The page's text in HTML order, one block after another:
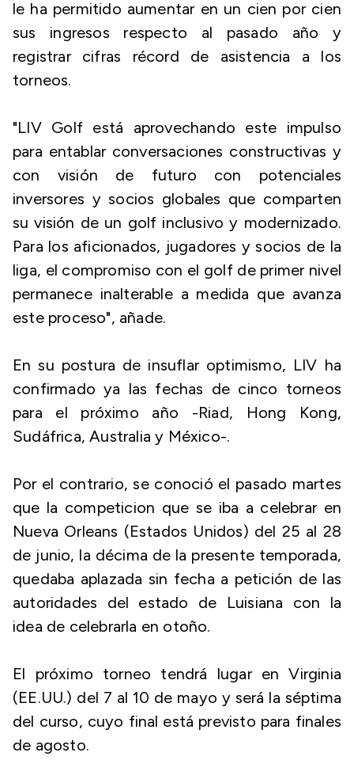
le ha permitido aumentar en un cien por cien
sus ingresos respecto al pasado año y
registrar cifras récord de asistencia a los
torneos.
"LIV Golf está aprovechando este impulso
para entablar conversaciones constructivas y
con visión de futuro con potenciales
inversores y socios globales que comparten
su visión de un golf inclusivo y modernizado.
Para los aficionados, jugadores y socios de la
liga, el compromiso con el golf de primer nivel
permanece inalterable a medida que avanza
este proceso", añade.
En su postura de insuflar optimismo, LIV ha
confirmado ya las fechas de cinco torneos
para el próximo año -Riad, Hong Kong,
Sudáfrica, Australia y México-.
Por el contrario, se conoció el pasado martes
que la competicion que se iba a celebrar en
Nueva Orleans (Estados Unidos) del 25 al 28
de junio, la décima de la presente temporada,
quedaba aplazada sin fecha a petición de las
autoridades del estado de Luisiana con la
idea de celebrarla en otoño.
El próximo torneo tendrá lugar en Virginia
(EE.UU.) del 7 al 10 de mayo y será la séptima
del curso, cuyo final está previsto para finales
de agosto.